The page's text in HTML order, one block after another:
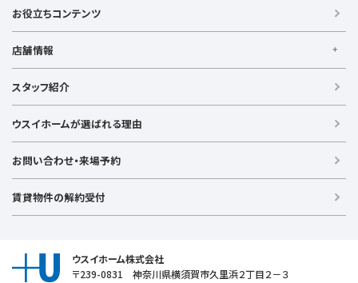
賃貸住宅
事業用賃貸
【買う】
新築戸建て
土地
投資物件
ラグジュアリー物件
【売る】
お役立ちコンテンツ
店舗情報
【横浜エリア】
金沢文庫店
上大岡店 戸塚店 新横浜店
港北ニュータウン店
【湘南エリア】
追浜店
衣笠店
横須賀中央店
スタッフ紹介
ウスイホームが選ばれる理由
お問い合わせ・来場予約
賃貸物件の解約受付
ウスイホーム株式会社
〒239-0831 神奈川県横須賀市久里浜２丁目２－３